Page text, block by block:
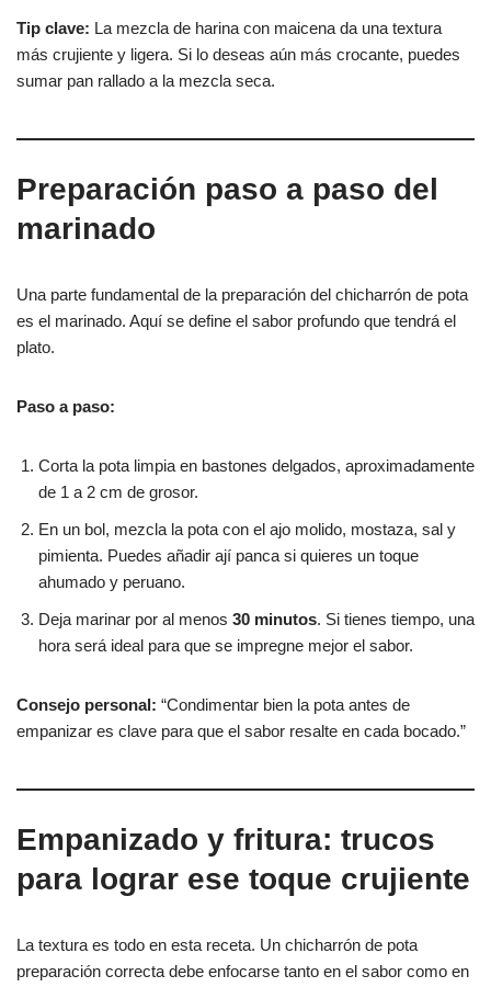
Tip clave: La mezcla de harina con maicena da una textura
más crujiente y ligera. Si lo deseas aún más crocante, puedes
sumar pan rallado a la mezcla seca.
Preparación paso a paso del
marinado
Una parte fundamental de la preparación del chicharrón de pota
es el marinado. Aquí se define el sabor profundo que tendrá el
plato.
Paso a paso:
Corta la pota limpia en bastones delgados, aproximadamente
de 1 a 2 cm de grosor.
En un bol, mezcla la pota con el ajo molido, mostaza, sal y
pimienta. Puedes añadir ají panca si quieres un toque
ahumado y peruano.
Deja marinar por al menos 30 minutos. Si tienes tiempo, una
hora será ideal para que se impregne mejor el sabor.
Consejo personal: “Condimentar bien la pota antes de
empanizar es clave para que el sabor resalte en cada bocado.”
Empanizado y fritura: trucos
para lograr ese toque crujiente
La textura es todo en esta receta. Un chicharrón de pota
preparación correcta debe enfocarse tanto en el sabor como en